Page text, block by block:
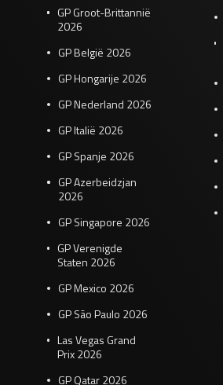
GP Groot-Brittannië
2026
GP België 2026
GP Hongarije 2026
GP Nederland 2026
GP Italië 2026
GP Spanje 2026
GP Azerbeidzjan
2026
GP Singapore 2026
GP Verenigde
Staten 2026
GP Mexico 2026
GP São Paulo 2026
Las Vegas Grand
Prix 2026
GP Qatar 2026